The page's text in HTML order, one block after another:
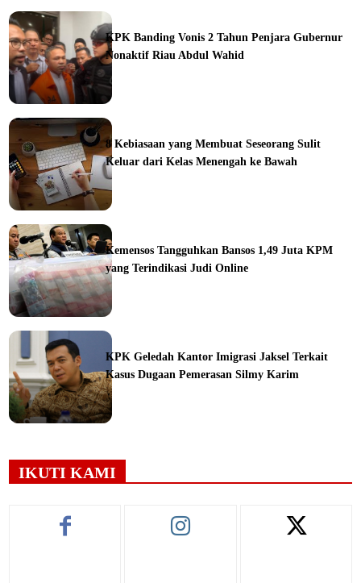
KPK Banding Vonis 2 Tahun Penjara Gubernur
Nonaktif Riau Abdul Wahid
8 Kebiasaan yang Membuat Seseorang Sulit
Keluar dari Kelas Menengah ke Bawah
Kemensos Tangguhkan Bansos 1,49 Juta KPM
yang Terindikasi Judi Online
KPK Geledah Kantor Imigrasi Jaksel Terkait
Kasus Dugaan Pemerasan Silmy Karim
IKUTI KAMI